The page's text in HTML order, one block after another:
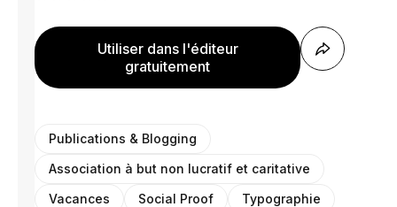
Utiliser dans l'éditeur
gratuitement
Publications & Blogging
Association à but non lucratif et caritative
Vacances
Social Proof
Typographie